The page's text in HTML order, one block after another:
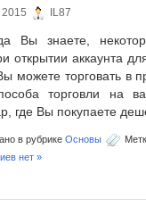
IL87
Вы знаете,
открытии аккаунта
можете торговать в
торговли на
где Вы покупаете
в рубрике Основы
нет »